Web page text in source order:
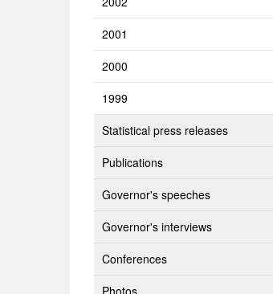
2001
2000
1999
Statistical press releases
Publications
Governor's speeches
Governor's interviews
Conferences
Photos